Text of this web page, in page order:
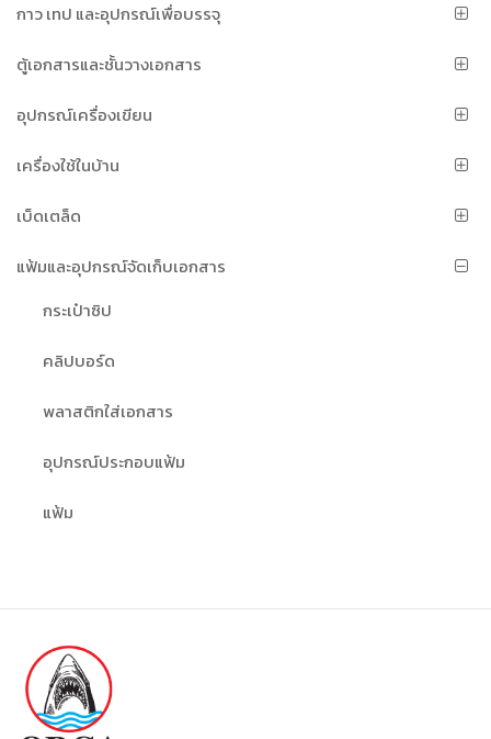
กาว เทป และอุปกรณ์เพื่อบรรจุ
ตู้เอกสารและชั้นวางเอกสาร
อุปกรณ์เครื่องเขียน
เครื่องใช้ในบ้าน
เบ็ดเตล็ด
แฟ้มและอุปกรณ์จัดเก็บเอกสาร
กระเป๋าซิป
คลิปบอร์ด
พลาสติกใส่เอกสาร
อุปกรณ์ประกอบแฟ้ม
แฟ้ม